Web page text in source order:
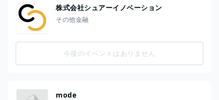
株式会社シュアーイノベーション
その他金融
今後のイベントはありません
mode